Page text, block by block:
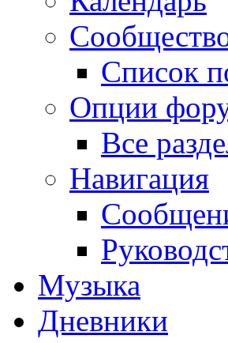
Список
Опции
Все
Навигация
Музыка
Дневники